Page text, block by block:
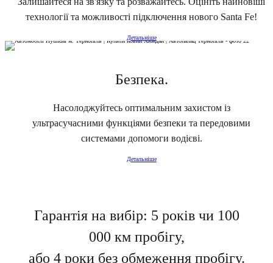
технології та можливості підключення нового Santa Fe!
Детальніше
Безпека.
Насолоджуйтесь оптимальним захистом із
ультрасучасними функціями безпеки та передовими
системами допомоги водієві.
Детальніше
Гарантія на вибір: 5 років чи 100
000 км пробігу,
або 4 роки без обмеження пробігу.